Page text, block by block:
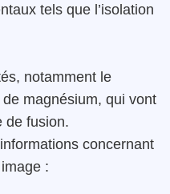
tels que l’isolation
notamment le
magnésium, qui vont
de fusion.
concernant
: